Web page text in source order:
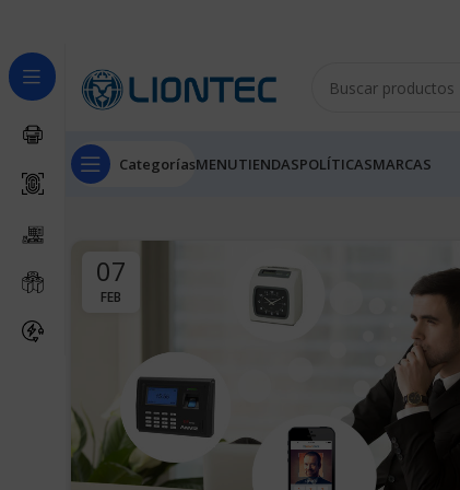
CategoríasMENUTIENDASPOLÍTICASMARCAS
07
FEB